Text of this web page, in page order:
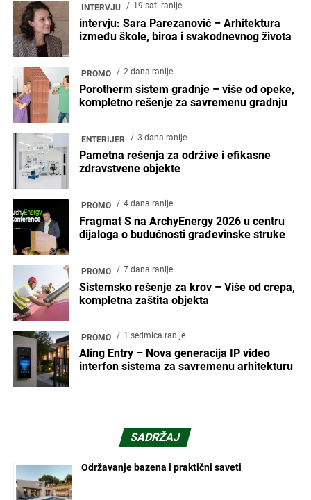
INTERVJU 19 sati ranije
intervju: Sara Parezanović – Arhitektura
između škole, biroa i svakodnevnog života
PROMO 2 dana ranije
Porotherm sistem gradnje – više od opeke,
kompletno rešenje za savremenu gradnju
ENTERIJER 3 dana ranije
Pametna rešenja za održive i efikasne
zdravstvene objekte
PROMO 4 dana ranije
Fragmat S na ArchyEnergy 2026 u centru
dijaloga o budućnosti građevinske struke
PROMO 7 dana ranije
Sistemsko rešenje za krov – Više od crepa,
kompletna zaštita objekta
PROMO 1 sedmica ranije
Aling Entry – Nova generacija IP video
interfon sistema za savremenu arhitekturu
SADRŽAJ
Održavanje bazena i praktični saveti